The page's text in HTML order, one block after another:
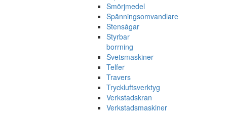
Smörjmedel
Spänningsomvandlare
Stensågar
Styrbar
borrning
Svetsmaskiner
Telfer
Travers
Tryckluftsverktyg
Verkstadskran
Verkstadsmaskiner